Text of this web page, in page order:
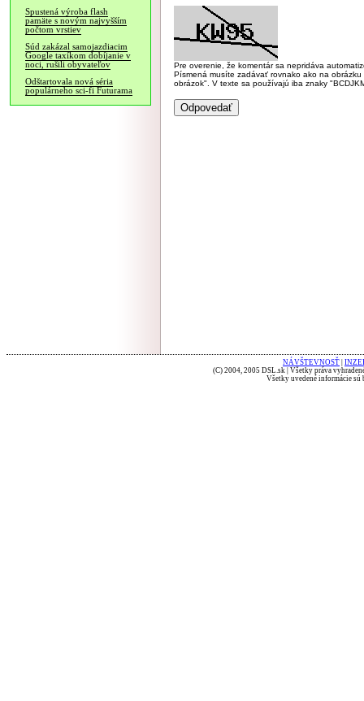
Spustená výroba flash
pamäte s novým najvyšším
počtom vrstiev
Súd zakázal samojazdiacim
Google taxíkom dobíjanie v
noci, rušili obyvateľov
Odštartovala nová séria
populárneho sci-fi Futurama
Pre overenie, že komentár sa nepridáva
Písmená musíte zadávať rovnako ako na
obrázok". V texte sa používajú iba znaky
NÁVŠTEVNOSŤ
(C) 2004, 2005 DSL.sk | Všetky práva
Všetky uvedené informácie sú